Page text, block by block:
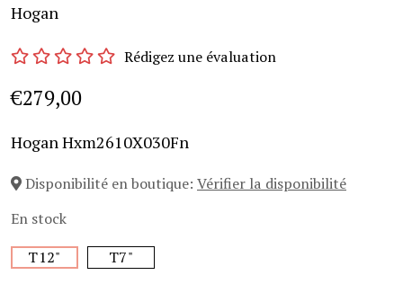
Hogan
Rédigez une évaluation
€279,00
Hogan Hxm2610X030Fn
Disponibilité en boutique: Vérifier la disponibilité
En stock
T12"
T7"